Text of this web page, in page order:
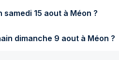
Quel temps fera-t-il samedi prochain samedi 15 aout à Méon ?
Quel temps fera-t-il dimanche prochain dimanche 9 aout à Méon ?